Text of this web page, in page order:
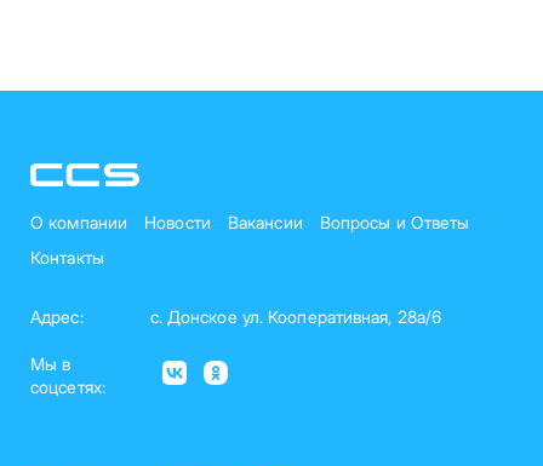
О компании Новости Вакансии
Вопросы и Ответы
Контакты
Адрес: с. Донское ул. Кооперативная, 28а/6
Мы в
соцсетях: